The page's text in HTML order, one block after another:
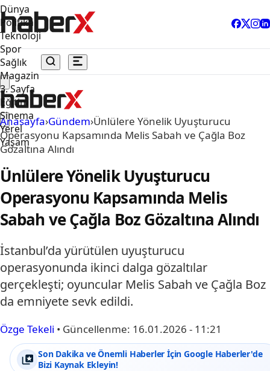
Dünya
Politika
Teknoloji
Spor
Sağlık
Magazin
3. Sayfa
Eğitim
Sinema
Yerel
Yaşam
Anasayfa›Gündem›Ünlülere Yönelik Uyuşturucu
Operasyonu Kapsamında Melis Sabah ve Çağla Boz
Gözaltına Alındı
Ünlülere Yönelik Uyuşturucu
Operasyonu Kapsamında Melis
Sabah ve Çağla Boz Gözaltına Alındı
İstanbul’da yürütülen uyuşturucu
operasyonunda ikinci dalga gözaltılar
gerçekleşti; oyuncular Melis Sabah ve Çağla Boz
da emniyete sevk edildi.
Özge Tekeli • Güncellenme: 16.01.2026 - 11:21
Son Dakika ve Önemli Haberler İçin Google Haberler'de
Bizi Kaynak Ekleyin!